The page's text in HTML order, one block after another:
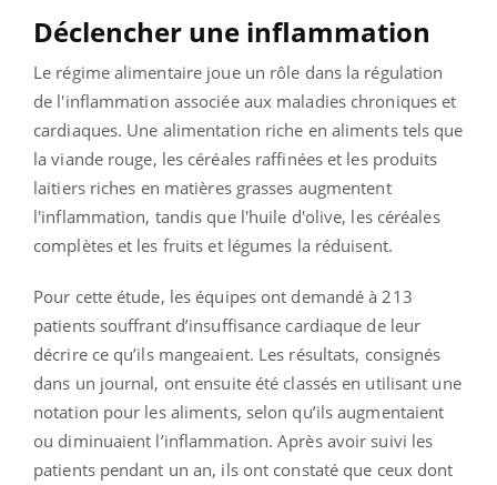
Déclencher une inflammation
Le régime alimentaire joue un rôle dans la régulation
de l'inflammation associée aux maladies chroniques et
cardiaques. Une alimentation riche en aliments tels que
la viande rouge, les céréales raffinées et les produits
laitiers riches en matières grasses augmentent
l'inflammation, tandis que l'huile d'olive, les céréales
complètes et les fruits et légumes la réduisent.
Pour cette étude, les équipes ont demandé à 213
patients souffrant d’insuffisance cardiaque de leur
décrire ce qu’ils mangeaient. Les résultats, consignés
dans un journal, ont ensuite été classés en utilisant une
notation pour les aliments, selon qu’ils augmentaient
ou diminuaient l’inflammation. Après avoir suivi les
patients pendant un an, ils ont constaté que ceux dont